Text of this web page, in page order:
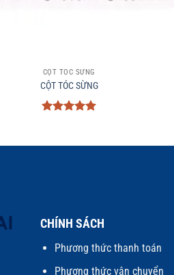
CỘT TÓC SỪNG
CỘT TÓC SỪNG
sao
CHÍNH SÁCH
Phương thức thanh toán
Phương thức vận chuyển